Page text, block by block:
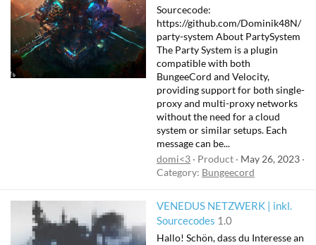
t
u
Sourcecode:
https://github.com/Dominik48N/
party-system About PartySystem
The Party System is a plugin
compatible with both
BungeeCord and Velocity,
providing support for both single-
proxy and multi-proxy networks
without the need for a cloud
system or similar setups. Each
message can be...
domi<3
Product
May 26, 2023
Category: Bungeecord
VENEDUS NETZWERK | inkl.
Sourcecodes 1.0
Hallo! Schön, dass du Interesse an